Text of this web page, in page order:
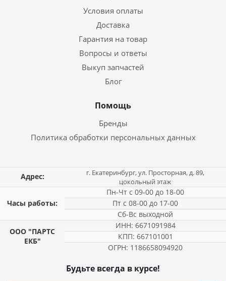
Условия оплаты
Доставка
Гарантия на товар
Вопросы и ответы
Выкуп запчастей
Блог
Помощь
Бренды
Политика обработки персональных данных
Адрес:
г. Екатеринбург, ул. Просторная, д. 89,
цокольный этаж
Часы работы:
Пн-Чт с 09-00 до 18-00
Пт с 08-00 до 17-00
Сб-Вс выходной
ООО "ПАРТС
ЕКБ"
ИНН: 6671091984
КПП: 667101001
ОГРН: 1186658094920
Будьте всегда в курсе!